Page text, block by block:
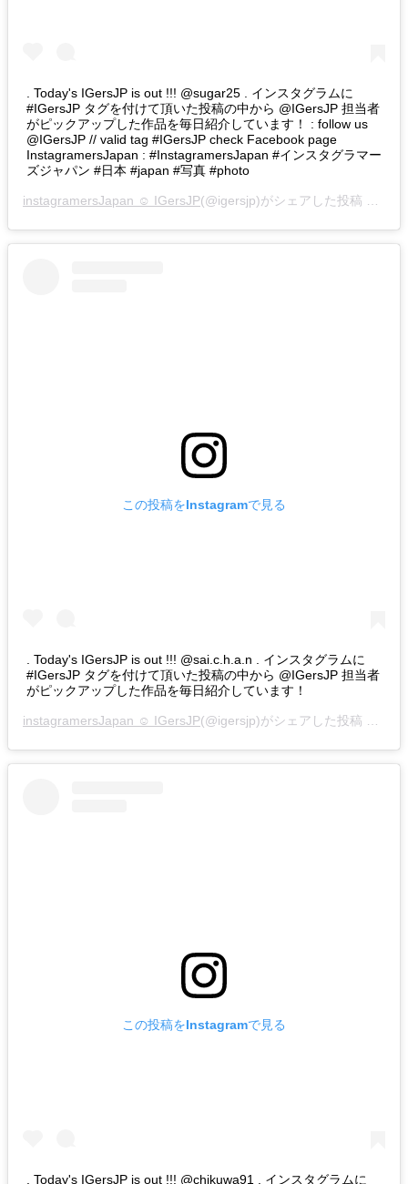
. Today's IGersJP is out !!! @sugar25 . インスタグラムに
#IGersJP タグを付けて頂いた投稿の中から @IGersJP 担当者
がピックアップした作品を毎日紹介しています！ : follow us
@IGersJP // valid tag #IGersJP check Facebook page
InstagramersJapan : #InstagramersJapan #インスタグラマー
ズジャパン #日本 #japan #写真 #photo
instagramersJapan ☺︎ IGersJP(@igersjp)がシェアした投稿 –
この投稿をInstagramで見る
. Today's IGersJP is out !!! @sai.c.h.a.n . インスタグラムに
#IGersJP タグを付けて頂いた投稿の中から @IGersJP 担当者
がピックアップした作品を毎日紹介しています！
instagramersJapan ☺︎ IGersJP(@igersjp)がシェアした投稿 –
この投稿をInstagramで見る
. Today's IGersJP is out !!! @chikuwa91 . インスタグラムに